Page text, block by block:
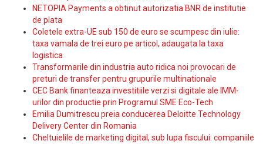
NETOPIA Payments a obtinut autorizatia BNR de institutie
de plata
Coletele extra-UE sub 150 de euro se scumpesc din iulie:
taxa vamala de trei euro pe articol, adaugata la taxa
logistica
Transformarile din industria auto ridica noi provocari de
preturi de transfer pentru grupurile multinationale
CEC Bank finanteaza investitiile verzi si digitale ale IMM-
urilor din productie prin Programul SME Eco-Tech
Emilia Dumitrescu preia conducerea Deloitte Technology
Delivery Center din Romania
Cheltuielile de marketing digital, sub lupa fiscului: companiile